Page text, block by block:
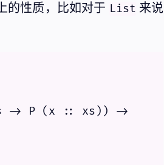
的性质，比如对于 List 来说
-> P (x :: xs)) ->